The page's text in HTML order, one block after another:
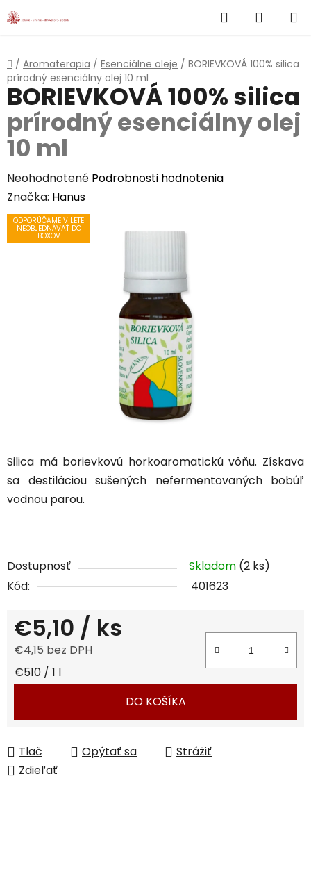
Prejsť
na
Hľadať
KOŠÍK
Domov
/ Aromaterapia / Esenciálne oleje / BORIEVKOVÁ 100% silica
prírodný esenciálny olej 10 ml
Silica má borievkovú horkoaromatickú vôňu. Získava
sa destiláciou sušených nefermentovaných bobúľ
vodnou parou.
Dostupnosť Skladom (2 ks)
Kód:
401623
€5,10 / ks
€4,15 bez DPH
Jednotková cena:
€510 / 1 l
DO KOŠÍKA
Tlač Opýtať sa
Strážiť
Zdieľať
BORIEVKOVÁ 100% silica
prírodný esenciálny olej
10 ml
Priemerné
hodnotenie
produktu
Neohodnotené Podrobnosti hodnotenia
Značka: Hanus
ODPORÚČAME V LETE
NEOBJEDNÁVAŤ DO
BOXOV